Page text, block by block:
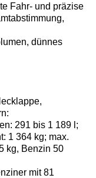
Fahr- und präzise
dünnes
291 bis 1 189 l;
1 364 kg; max.
kg, Benzin 50
mit 81